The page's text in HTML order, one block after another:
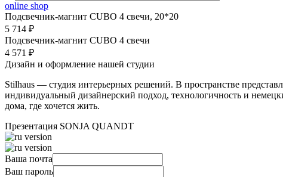
online shop
Подсвечник-магнит CUBO 4 свечи, 20*20
5 714 ₽
Подсвечник-магнит CUBO 4 свечи
4 571 ₽
Дизайн и оформление нашей студии
Stilhaus — студия интерьерных решений. В пространстве
индивидуальный дизайнерский подход, технологичность и
дома, где хочется жить.
Презентация SONJA QUANDT
Ваша почта
Ваш пароль